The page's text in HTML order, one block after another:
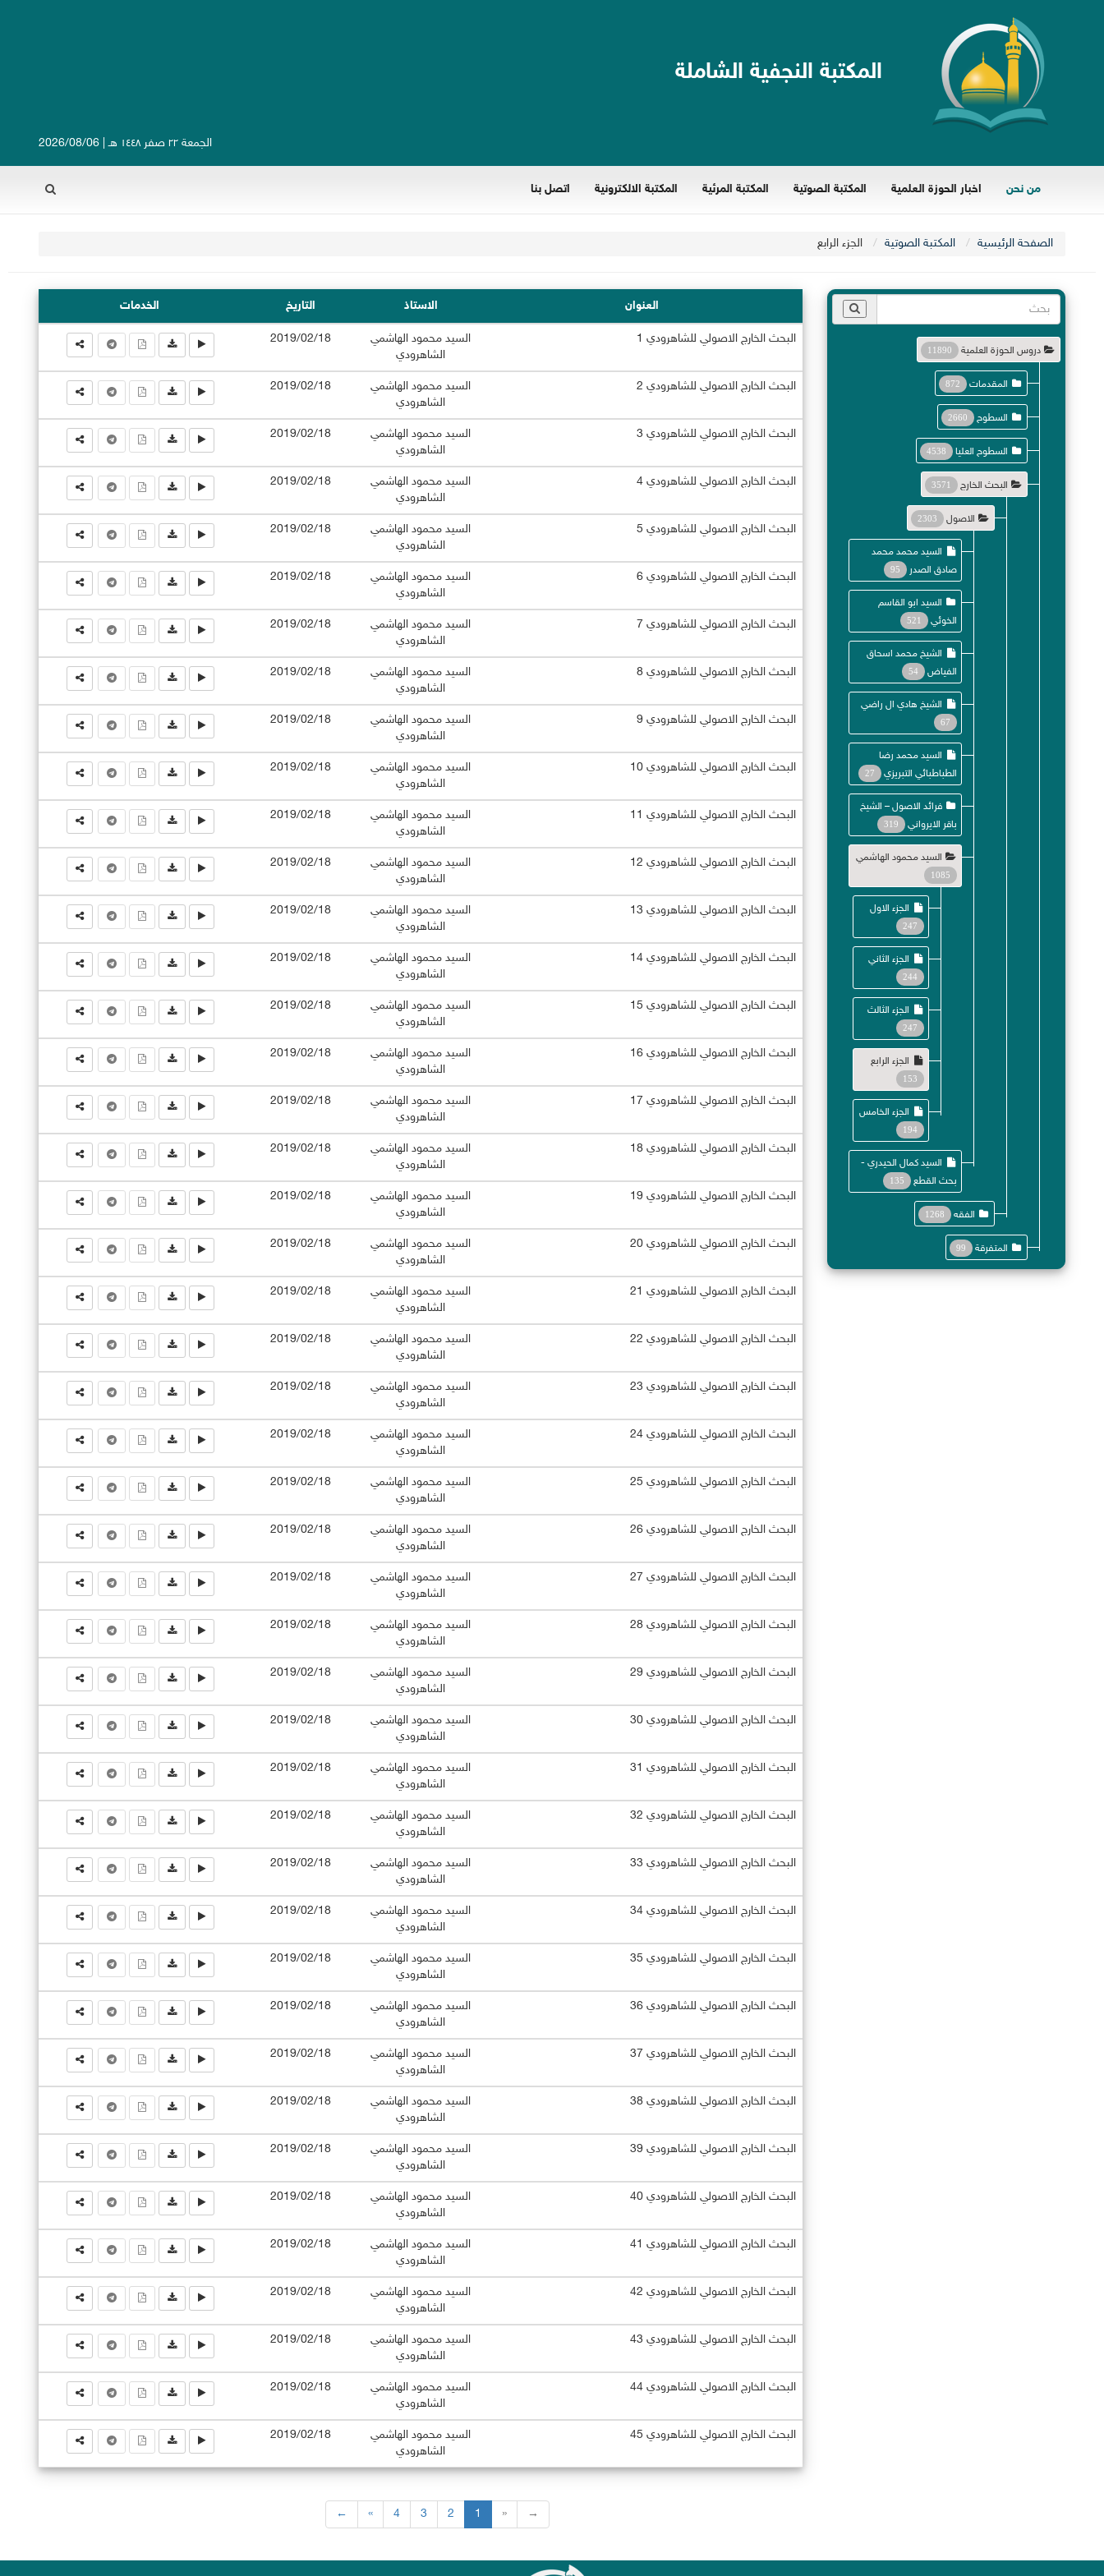
المكتبة النجفية الشاملة
الجمعة ٢٢ صفر ١٤٤٨ هـ | 2026/08/06
من نحن اخبار الحوزة العلمية المكتبة الصوتية المكتبة المرئية المكتبة الالكترونية اتصل بنا
الصفحة الرئيسية المكتبة الصوتية الجزء الرابع
دروس الحوزة العلمية 11890
المقدمات 872
السطوح 2660
السطوح العليا 4538
البحث الخارج 3571
الاصول 2303
السيد محمد محمد
صادق الصدر
95
السيد ابو القاسم
الخوئي
521
الشيخ محمد اسحاق
الفياض
54
الشيخ هادي ال راضي
67
السيد محمد رضا
الطباطبائي التبريزي
27
فرائد الاصول – الشيخ
باقر الايرواني
319
السيد محمود الهاشمي
1085
الجزء الاول
247
الجزء الثاني
244
الجزء الثالث
247
الجزء الرابع
153
الجزء الخامس
194
السيد كمال الحيدري -
بحث القطع
135
الفقه 1268
المتفرقة 99
العنوان الاستاذ التاريخ الخدمات
البحث الخارج الاصولي للشاهرودي 1
السيد محمود الهاشمي
الشاهرودي
2019/02/18
البحث الخارج الاصولي للشاهرودي 2
السيد محمود الهاشمي
الشاهرودي
2019/02/18
البحث الخارج الاصولي للشاهرودي 3
السيد محمود الهاشمي
الشاهرودي
2019/02/18
البحث الخارج الاصولي للشاهرودي 4
السيد محمود الهاشمي
الشاهرودي
2019/02/18
البحث الخارج الاصولي للشاهرودي 5
السيد محمود الهاشمي
الشاهرودي
2019/02/18
البحث الخارج الاصولي للشاهرودي 6
السيد محمود الهاشمي
الشاهرودي
2019/02/18
البحث الخارج الاصولي للشاهرودي 7
السيد محمود الهاشمي
الشاهرودي
2019/02/18
البحث الخارج الاصولي للشاهرودي 8
السيد محمود الهاشمي
الشاهرودي
2019/02/18
البحث الخارج الاصولي للشاهرودي 9
السيد محمود الهاشمي
الشاهرودي
2019/02/18
البحث الخارج الاصولي للشاهرودي 10
السيد محمود الهاشمي
الشاهرودي
2019/02/18
البحث الخارج الاصولي للشاهرودي 11
السيد محمود الهاشمي
الشاهرودي
2019/02/18
البحث الخارج الاصولي للشاهرودي 12
السيد محمود الهاشمي
الشاهرودي
2019/02/18
البحث الخارج الاصولي للشاهرودي 13
السيد محمود الهاشمي
الشاهرودي
2019/02/18
البحث الخارج الاصولي للشاهرودي 14
السيد محمود الهاشمي
الشاهرودي
2019/02/18
البحث الخارج الاصولي للشاهرودي 15
السيد محمود الهاشمي
الشاهرودي
2019/02/18
البحث الخارج الاصولي للشاهرودي 16
السيد محمود الهاشمي
الشاهرودي
2019/02/18
البحث الخارج الاصولي للشاهرودي 17
السيد محمود الهاشمي
الشاهرودي
2019/02/18
البحث الخارج الاصولي للشاهرودي 18
السيد محمود الهاشمي
الشاهرودي
2019/02/18
البحث الخارج الاصولي للشاهرودي 19
السيد محمود الهاشمي
الشاهرودي
2019/02/18
البحث الخارج الاصولي للشاهرودي 20
السيد محمود الهاشمي
الشاهرودي
2019/02/18
البحث الخارج الاصولي للشاهرودي 21
السيد محمود الهاشمي
الشاهرودي
2019/02/18
البحث الخارج الاصولي للشاهرودي 22
السيد محمود الهاشمي
الشاهرودي
2019/02/18
البحث الخارج الاصولي للشاهرودي 23
السيد محمود الهاشمي
الشاهرودي
2019/02/18
البحث الخارج الاصولي للشاهرودي 24
السيد محمود الهاشمي
الشاهرودي
2019/02/18
البحث الخارج الاصولي للشاهرودي 25
السيد محمود الهاشمي
الشاهرودي
2019/02/18
البحث الخارج الاصولي للشاهرودي 26
السيد محمود الهاشمي
الشاهرودي
2019/02/18
البحث الخارج الاصولي للشاهرودي 27
السيد محمود الهاشمي
الشاهرودي
2019/02/18
البحث الخارج الاصولي للشاهرودي 28
السيد محمود الهاشمي
الشاهرودي
2019/02/18
البحث الخارج الاصولي للشاهرودي 29
السيد محمود الهاشمي
الشاهرودي
2019/02/18
البحث الخارج الاصولي للشاهرودي 30
السيد محمود الهاشمي
الشاهرودي
2019/02/18
البحث الخارج الاصولي للشاهرودي 31
السيد محمود الهاشمي
الشاهرودي
2019/02/18
البحث الخارج الاصولي للشاهرودي 32
السيد محمود الهاشمي
الشاهرودي
2019/02/18
البحث الخارج الاصولي للشاهرودي 33
السيد محمود الهاشمي
الشاهرودي
2019/02/18
البحث الخارج الاصولي للشاهرودي 34
السيد محمود الهاشمي
الشاهرودي
2019/02/18
البحث الخارج الاصولي للشاهرودي 35
السيد محمود الهاشمي
الشاهرودي
2019/02/18
البحث الخارج الاصولي للشاهرودي 36
السيد محمود الهاشمي
الشاهرودي
2019/02/18
البحث الخارج الاصولي للشاهرودي 37
السيد محمود الهاشمي
الشاهرودي
2019/02/18
البحث الخارج الاصولي للشاهرودي 38
السيد محمود الهاشمي
الشاهرودي
2019/02/18
البحث الخارج الاصولي للشاهرودي 39
السيد محمود الهاشمي
الشاهرودي
2019/02/18
البحث الخارج الاصولي للشاهرودي 40
السيد محمود الهاشمي
الشاهرودي
2019/02/18
البحث الخارج الاصولي للشاهرودي 41
السيد محمود الهاشمي
الشاهرودي
2019/02/18
البحث الخارج الاصولي للشاهرودي 42
السيد محمود الهاشمي
الشاهرودي
2019/02/18
البحث الخارج الاصولي للشاهرودي 43
السيد محمود الهاشمي
الشاهرودي
2019/02/18
البحث الخارج الاصولي للشاهرودي 44
السيد محمود الهاشمي
الشاهرودي
2019/02/18
البحث الخارج الاصولي للشاهرودي 45
السيد محمود الهاشمي
الشاهرودي
2019/02/18
→
»
1
2
3
4
«
←